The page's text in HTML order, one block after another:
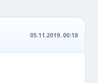
05.11.2019.00:18